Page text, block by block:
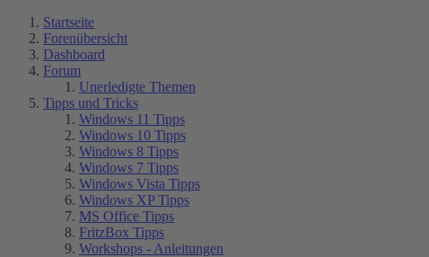
Startseite
Forenübersicht
Dashboard
Forum
Unerledigte Themen
Tipps und Tricks
Windows 11 Tipps
Windows 10 Tipps
Windows 8 Tipps
Windows 7 Tipps
Windows Vista Tipps
Windows XP Tipps
MS Office Tipps
FritzBox Tipps
Workshops - Anleitungen